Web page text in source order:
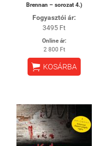
Brennan – sorozat 4.)
Fogyasztói ár:
3495 Ft
Online ár:
2 800 Ft
 KOSÁRBA